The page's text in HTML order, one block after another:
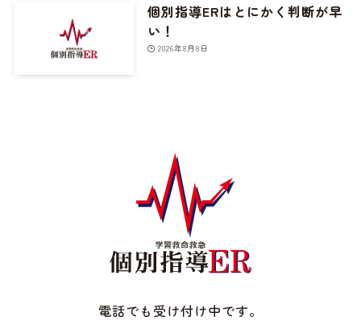
個別指導ERはとにかく判断が早
い！
2026年8月8日
電話でも受け付け中です。